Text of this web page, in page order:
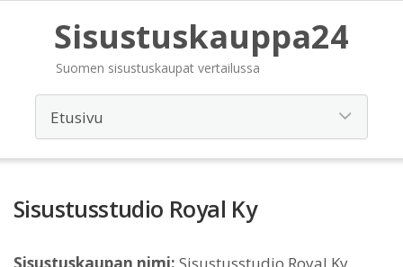
Sisustuskauppa24
Suomen sisustuskaupat vertailussa
Sisustusstudio Royal Ky